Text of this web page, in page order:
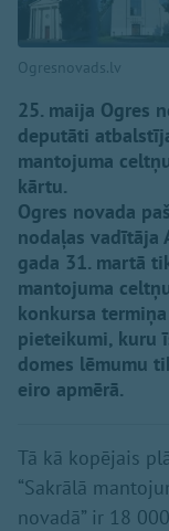
Ogresnovads.lv
25. maija Ogres
deputāti
mantojuma
kārtu.
Ogres novada
nodaļas vadītāja
gada 31. martā
mantojuma
konkursa
pieteikumi, kuru
domes lēmumu
eiro apmērā.
Tā kā kopējais
“Sakrālā
novadā” ir 18